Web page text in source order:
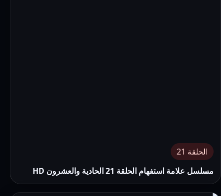
الحلقة 21
مسلسل علامة استفهام الحلقة 21 الحادية والعشرون HD